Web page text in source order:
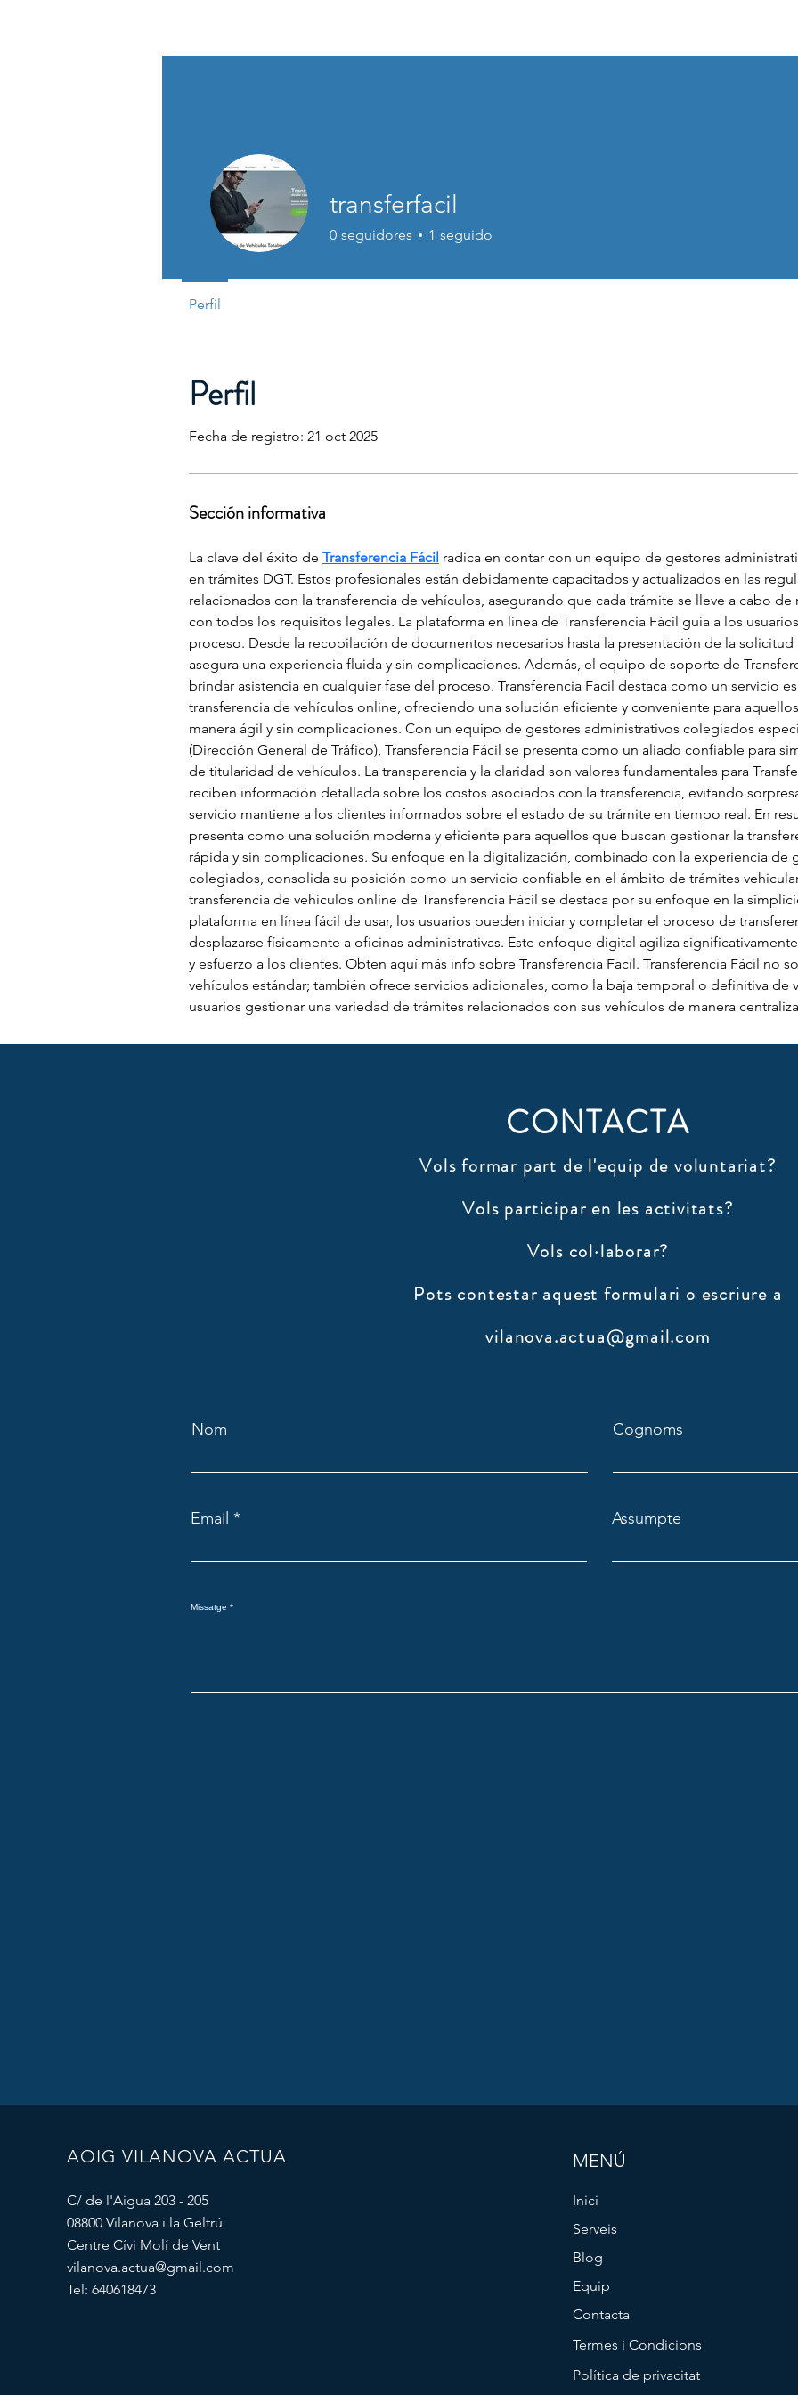
Perfil
Fecha de registro: 21 oct 2025
Sección informativa
La clave del éxito de Transferencia Fácil radica en contar con un equipo de gestores
en trámites DGT. Estos profesionales están debidamente capacitados y actualizados en las
relacionados con la transferencia de vehículos, asegurando que cada trámite se lleve a cabo
con todos los requisitos legales. La plataforma en línea de Transferencia Fácil guía a los
proceso. Desde la recopilación de documentos necesarios hasta la presentación de la solicitud
asegura una experiencia fluida y sin complicaciones. Además, el equipo de soporte de
brindar asistencia en cualquier fase del proceso. Transferencia Facil destaca como un servicio
transferencia de vehículos online, ofreciendo una solución eficiente y conveniente para
manera ágil y sin complicaciones. Con un equipo de gestores administrativos colegiados
(Dirección General de Tráfico), Transferencia Fácil se presenta como un aliado confiable para
de titularidad de vehículos. La transparencia y la claridad son valores fundamentales para
reciben información detallada sobre los costos asociados con la transferencia, evitando
servicio mantiene a los clientes informados sobre el estado de su trámite en tiempo real. En
presenta como una solución moderna y eficiente para aquellos que buscan gestionar la
rápida y sin complicaciones. Su enfoque en la digitalización, combinado con la experiencia de
colegiados, consolida su posición como un servicio confiable en el ámbito de trámites
transferencia de vehículos online de Transferencia Fácil se destaca por su enfoque en la
plataforma en línea fácil de usar, los usuarios pueden iniciar y completar el proceso de
desplazarse físicamente a oficinas administrativas. Este enfoque digital agiliza
y esfuerzo a los clientes. Obten aquí más info sobre Transferencia Facil. Transferencia Fácil no
vehículos estándar; también ofrece servicios adicionales, como la baja temporal o definitiva de
usuarios gestionar una variedad de trámites relacionados con sus vehículos de manera
transferfacil
0 seguidores 1 seguido
Perfil
CONTACTA
Vols formar part de l'equip de voluntariat?
Vols participar en les activitats?
Vols col·laborar?
​Pots contestar aquest formulari o escriure a
vilanova.actua@gmail.com
Nom Cognoms
Email Assumpte
Missatge
AOIG VILANOVA ACTUA
C/ de l'Aigua 203 - 205
08800 Vilanova i la Geltrú
Centre Cívi Molí de Vent
vilanova.actua@gmail.com
Tel: 640618473
MENÚ
Inici
Serveis
Blog
Equip
Contacta
Termes i Condicions
Política de privacitat